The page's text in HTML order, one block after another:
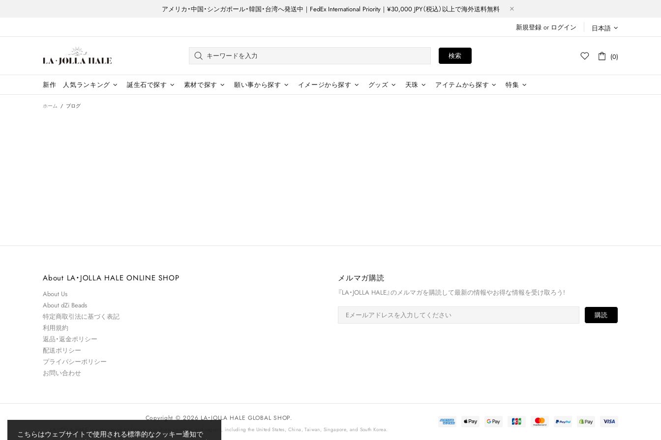
アメリカ・中国・シンガポール・韓国・台湾へ発送中｜FedEx International Priority｜¥30,000 JPY（税込）以上で海外送料無料
新規登録 or ログイン 日本語
検索 (0)
新作 人気ランキング 誕生石で探す 素材で探す 願い事から探す イメージから探す グッズ 天珠 アイテムから探す 特集
ホーム ブログ
About LA・JOLLA HALE ONLINE SHOP
About Us
About dZi Beads
特定商取引法に​基づく​表記
利用規約
返品・返金ポリシー
配送ポリシー
プライバシーポリシー
お問い合わせ
メルマガ購読
『LA・JOLLA HALE』のメルマガを購読して最新の情報やお得な情報を受け取ろう!
Copyright © 2026 LA・JOLLA HALE GLOBAL SHOP.
LA・JOLLA HALE is a registered trademark in multiple countries and regions, including the United States, China, Taiwan, Singapore, and South Korea.
こちらはウェブサイトで使用される標準的なクッキー通知で